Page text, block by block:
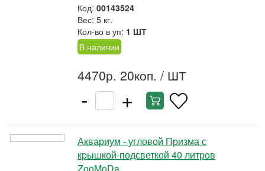
Код: 00143524
Вес: 5 кг.
Кол-во в уп: 1 ШТ
В наличии
4470р. 20коп. / ШТ
- +
Аквариум - угловой Призма с
крышкой-подсветкой 40 литров